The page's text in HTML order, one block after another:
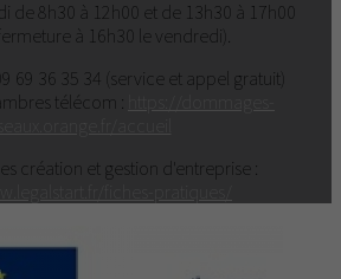
de 8h30 à 12h00 et de 13h30 à 17h00
à 16h30 le vendredi).
69 36 35 34 (service et appel gratuit)
télécom :
création et gestion d'entreprise :